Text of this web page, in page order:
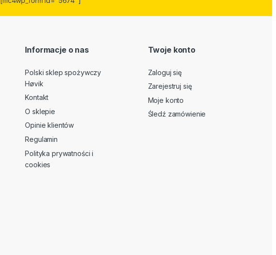
Informacje o nas
Polski sklep spożywczy
Høvik
Kontakt
O sklepie
Opinie klientów
Regulamin
Polityka prywatności i
cookies
Twoje konto
Zaloguj się
Zarejestruj się
Moje konto
Śledź zamówienie